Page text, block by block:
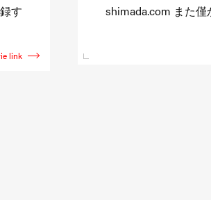
す。 その反応で色